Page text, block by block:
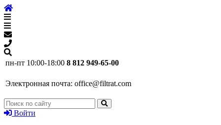
пн-пт 10:00-18:00 8 812 949-65-00
Электронная почта: office@filtrat.com
Войти